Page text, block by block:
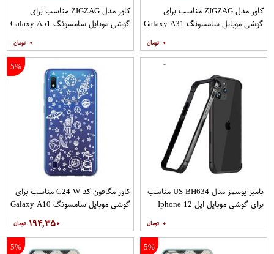
کاور مدل ZIGZAG مناسب برای
گوشی موبایل سامسونگ Galaxy A31
۰
کاور مدل ZIGZAG مناسب برای
گوشی موبایل سامسونگ Galaxy A51
۰
بامپر یوسمز مدل US-BH634 مناسب
برای گوشی موبایل اپل Iphone 12
۰
5%
کاور مگافون کد C24-W مناسب برای
گوشی موبایل سامسونگ Galaxy A10
۱۹۴,۳۵۰
5%
5%